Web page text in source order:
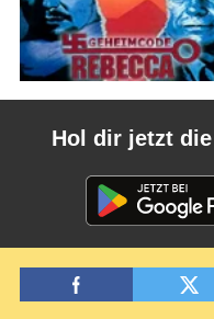
Hol dir jetzt die